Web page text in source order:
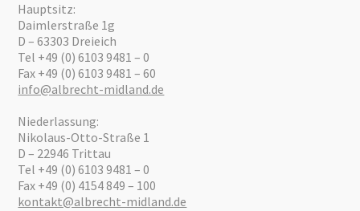
Hauptsitz:
Daimlerstraße 1g
D – 63303 Dreieich
Tel +49 (0) 6103 9481 – 0
Fax +49 (0) 6103 9481 – 60
info@albrecht-midland.de
Niederlassung:
Nikolaus-Otto-Straße 1
D – 22946 Trittau
Tel +49 (0) 6103 9481 – 0
Fax +49 (0) 4154 849 – 100
kontakt@albrecht-midland.de